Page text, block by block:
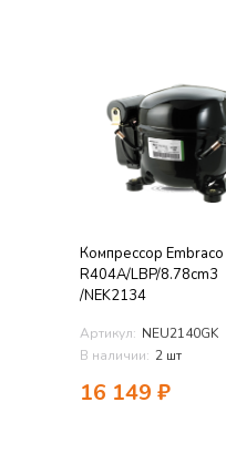
Компрессор
R404A/LBP/8.78cm3
/NEK2134
Артикул: NEU2140GK
В наличии: 2 шт
16 149 ₽